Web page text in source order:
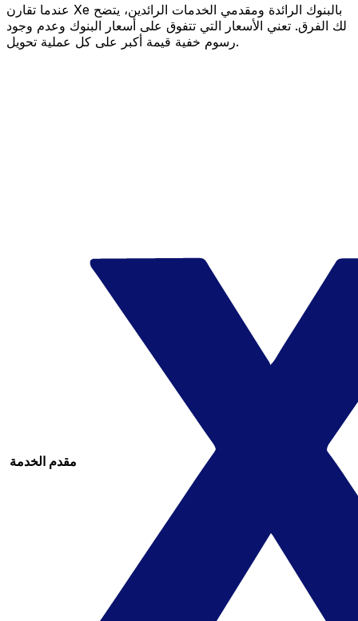
عندما تقارن Xe بالبنوك الرائدة ومقدمي الخدمات الرائدين، يتضح
لك الفرق. تعني الأسعار التي تتفوق على أسعار البنوك وعدم وجود
رسوم خفية قيمة أكبر على كل عملية تحويل.
مقدم الخدمة